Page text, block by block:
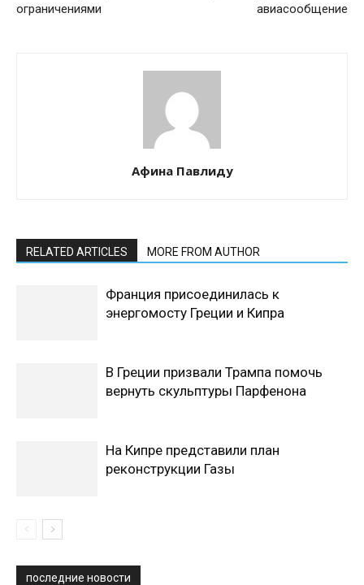
ограничениями
авиасообщение
Афина Павлиду
RELATED ARTICLES MORE FROM AUTHOR
Франция присоединилась к
энергомосту Греции и Кипра
В Греции призвали Трампа помочь
вернуть скульптуры Парфенона
На Кипре представили план
реконструкции Газы
последние новости